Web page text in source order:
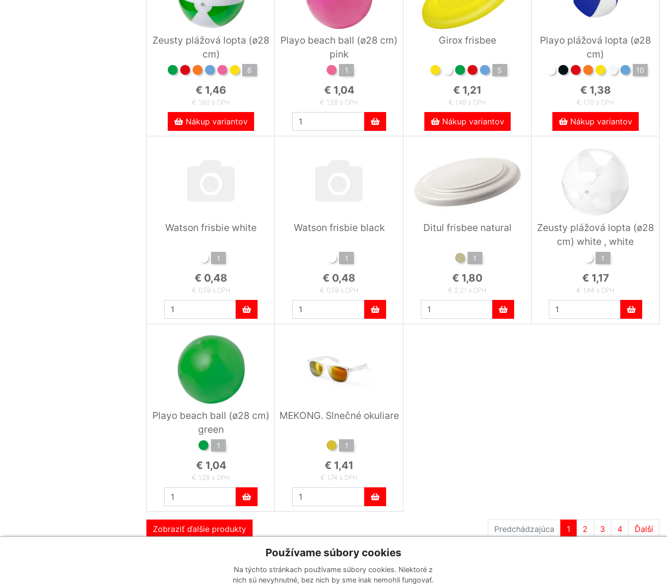
Zeusty plážová lopta (ø28
cm)
6
€ 1,46
€ 1,80 s DPH
Nákup variantov
Playo beach ball (ø28 cm)
pink
1
€ 1,04
€ 1,28 s DPH
Girox frisbee
5
€ 1,21
€ 1,49 s DPH
Nákup variantov
Playo plážová lopta (ø28
cm)
10
€ 1,38
€ 1,70 s DPH
Nákup variantov
Watson frisbie white
1
€ 0,48
€ 0,59 s DPH
Watson frisbie black
1
€ 0,48
€ 0,59 s DPH
Ditul frisbee natural
1
€ 1,80
€ 2,21 s DPH
Zeusty plážová lopta (ø28
cm) white , white
1
€ 1,17
€ 1,44 s DPH
Playo beach ball (ø28 cm)
green
1
€ 1,04
€ 1,28 s DPH
MEKONG. Slnečné okuliare
1
€ 1,41
€ 1,74 s DPH
Zobraziť ďalšie produkty Predchádzajúca 1 2 3 4 Ďalší
Katalógy
Prihlásiť sa k odberu noviniek
Používame súbory cookies
Na týchto stránkach používame súbory cookies. Niektoré z
nich sú nevyhnutné, bez nich by sme inak nemohli fungovať.